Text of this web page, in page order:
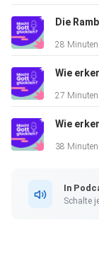
Instagram:
Facebook:28 Minuten
27 Minuten
38 Minuten
In
Schalte